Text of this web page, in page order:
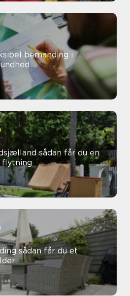
bemanding i
får du en
du et